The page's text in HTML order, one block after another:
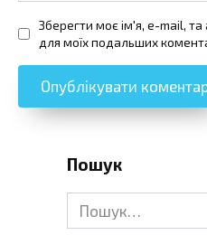
Зберегти моє ім'я, e-mail,
для моїх подальших
Пошук
Search
for: